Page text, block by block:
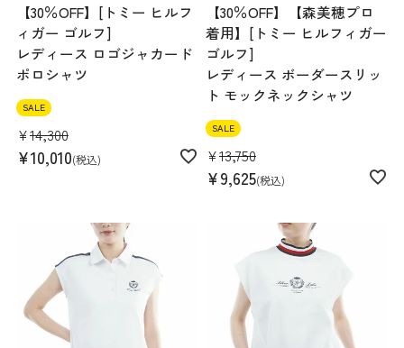
【30％OFF】[トミー ヒルフ
ィガー ゴルフ]
レディース ロゴジャカード
ポロシャツ
SALE
¥14,300
¥10,010 税込
【30％OFF】【森美穂プロ
着用】[トミー ヒルフィガー
ゴルフ]
レディース ボーダースリッ
ト モックネックシャツ
SALE
¥13,750
¥9,625 税込